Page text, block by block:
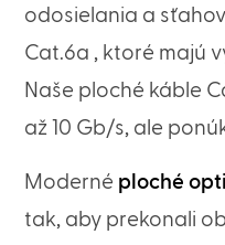
odosielania a
Cat.6a , ktoré majú
Naše ploché káble
až 10 Gb/s, ale
Moderné ploché
tak, aby prekonali